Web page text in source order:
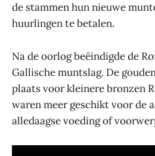
de stammen hun nieuwe
huurlingen te betalen.
Na de oorlog beëindigde de
Gallische muntslag. De
plaats voor kleinere bronzen
waren meer geschikt voor de
alledaagse voeding of